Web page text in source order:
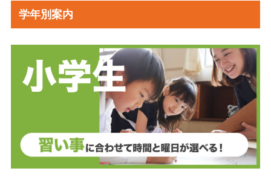
学年別案内